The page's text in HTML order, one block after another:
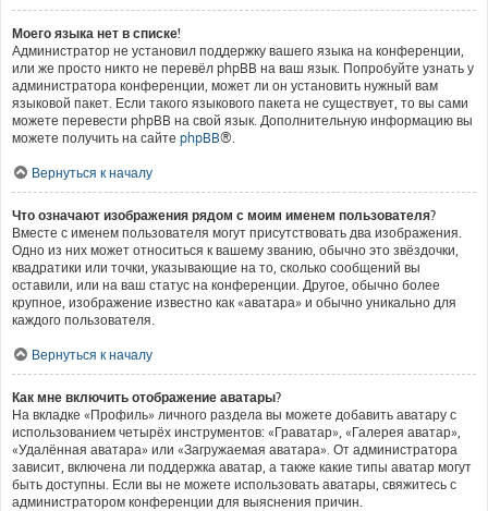
Моего языка нет в списке!
Администратор не установил поддержку вашего языка на конференции,
или же просто никто не перевёл phpBB на ваш язык. Попробуйте узнать у
администратора конференции, может ли он установить нужный вам
языковой пакет. Если такого языкового пакета не существует, то вы сами
можете перевести phpBB на свой язык. Дополнительную информацию вы
можете получить на сайте phpBB®.
Вернуться к началу
Что означают изображения рядом с моим именем пользователя?
Вместе с именем пользователя могут присутствовать два изображения.
Одно из них может относиться к вашему званию, обычно это звёздочки,
квадратики или точки, указывающие на то, сколько сообщений вы
оставили, или на ваш статус на конференции. Другое, обычно более
крупное, изображение известно как «аватара» и обычно уникально для
каждого пользователя.
Вернуться к началу
Как мне включить отображение аватары?
На вкладке «Профиль» личного раздела вы можете добавить аватару с
использованием четырёх инструментов: «Граватар», «Галерея аватар»,
«Удалённая аватара» или «Загружаемая аватара». От администратора
зависит, включена ли поддержка аватар, а также какие типы аватар могут
быть доступны. Если вы не можете использовать аватары, свяжитесь с
администратором конференции для выяснения причин.